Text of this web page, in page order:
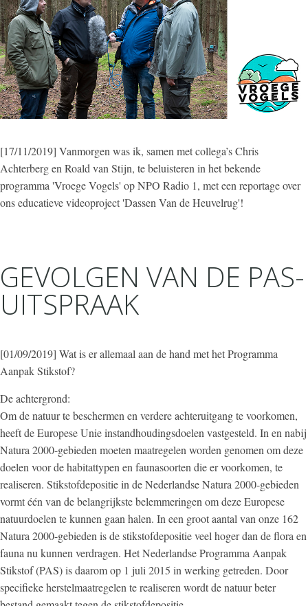
[17/11/2019] Vanmorgen was ik, samen met collega’s Chris
Achterberg en Roald van Stijn, te beluisteren in het bekende
programma 'Vroege Vogels' op NPO Radio 1, met een reportage over
ons educatieve videoproject 'Dassen Van de Heuvelrug'!
GEVOLGEN VAN DE PAS-
UITSPRAAK
[01/09/2019] Wat is er allemaal aan de hand met het Programma
Aanpak Stikstof?
De achtergrond:
Om de natuur te beschermen en verdere achteruitgang te voorkomen,
heeft de Europese Unie instandhoudingsdoelen vastgesteld. In en nabij
Natura 2000-gebieden moeten maatregelen worden genomen om deze
doelen voor de habitattypen en faunasoorten die er voorkomen, te
realiseren. Stikstofdepositie in de Nederlandse Natura 2000-gebieden
vormt één van de belangrijkste belemmeringen om deze Europese
natuurdoelen te kunnen gaan halen. In een groot aantal van onze 162
Natura 2000-gebieden is de stikstofdepositie veel hoger dan de flora en
fauna nu kunnen verdragen. Het Nederlandse Programma Aanpak
Stikstof (PAS) is daarom op 1 juli 2015 in werking getreden. Door
specifieke herstelmaatregelen te realiseren wordt de natuur beter